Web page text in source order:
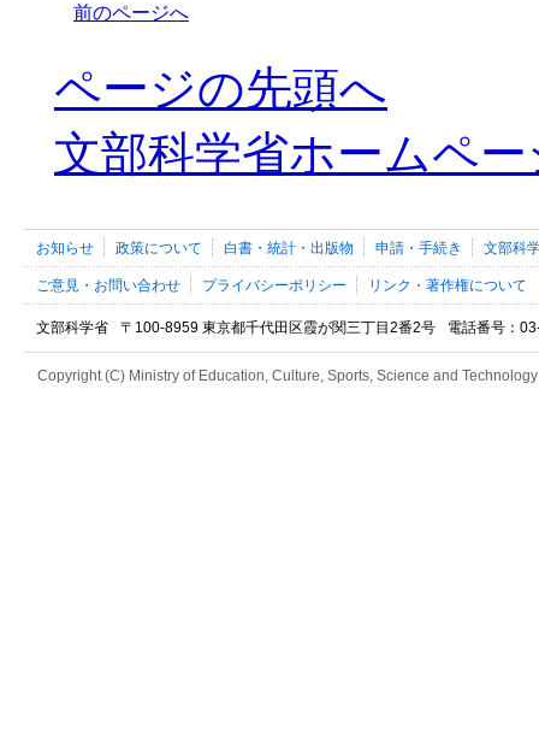
前のページへ
ページの先頭へ
文部科学省ホームペ
お知らせ 政策について 白書・統計・出版物 申請・手続き 文部科
ご意見・お問い合わせ プライバシーポリシー リンク・著作権について
文部科学省 〒100-8959 東京都千代田区霞が関三丁目2番2号 電話番号：
Copyright (C) Ministry of Education, Culture, Sports, Science and Technology